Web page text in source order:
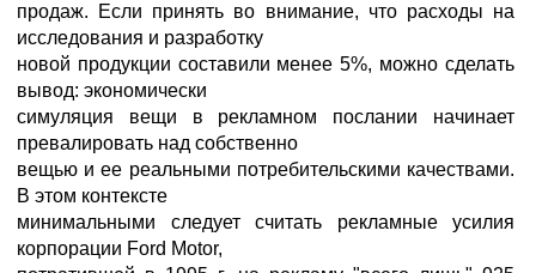
продаж. Если принять во внимание, что расходы на
исследования и разработку
новой продукции составили менее 5%, можно сделать
вывод: экономически
симуляция вещи в рекламном послании начинает
превалировать над собственно
вещью и ее реальными потребительскими качествами.
В этом контексте
минимальными следует считать рекламные усилия
корпорации Ford Motor,